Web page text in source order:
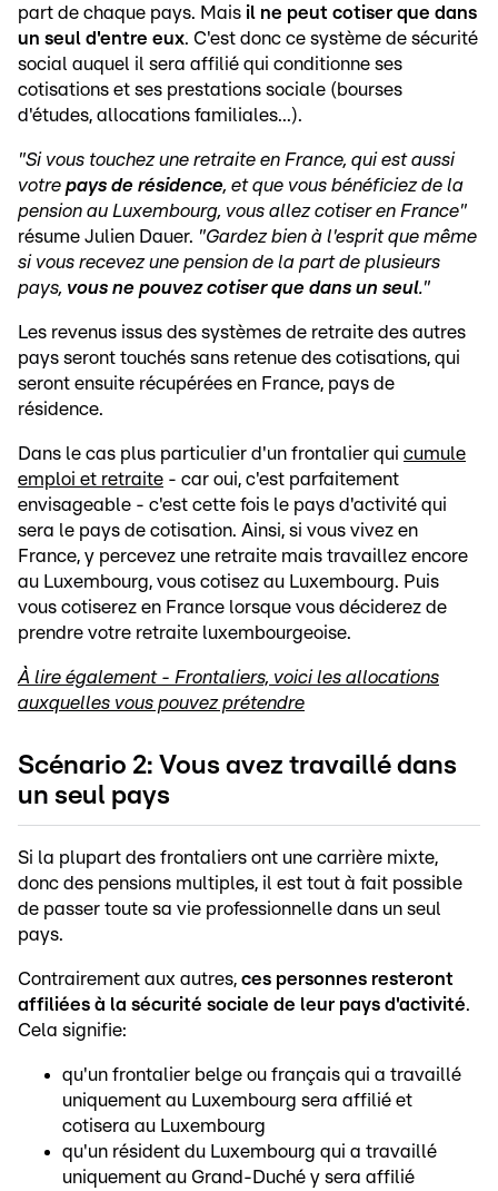
part de chaque pays. Mais il ne peut cotiser que dans
un seul d'entre eux. C'est donc ce système de sécurité
social auquel il sera affilié qui conditionne ses
cotisations et ses prestations sociale (bourses
d'études, allocations familiales...).
"Si vous touchez une retraite en France, qui est aussi
votre pays de résidence, et que vous bénéficiez de la
pension au Luxembourg, vous allez cotiser en France"
résume Julien Dauer. "Gardez bien à l'esprit que même
si vous recevez une pension de la part de plusieurs
pays, vous ne pouvez cotiser que dans un seul."
Les revenus issus des systèmes de retraite des autres
pays seront touchés sans retenue des cotisations, qui
seront ensuite récupérées en France, pays de
résidence.
Dans le cas plus particulier d'un frontalier qui cumule
emploi et retraite - car oui, c'est parfaitement
envisageable - c'est cette fois le pays d'activité qui
sera le pays de cotisation. Ainsi, si vous vivez en
France, y percevez une retraite mais travaillez encore
au Luxembourg, vous cotisez au Luxembourg. Puis
vous cotiserez en France lorsque vous déciderez de
prendre votre retraite luxembourgeoise.
À lire également - Frontaliers, voici les allocations
auxquelles vous pouvez prétendre
Scénario 2: Vous avez travaillé dans
un seul pays
Si la plupart des frontaliers ont une carrière mixte,
donc des pensions multiples, il est tout à fait possible
de passer toute sa vie professionnelle dans un seul
pays.
Contrairement aux autres, ces personnes resteront
affiliées à la sécurité sociale de leur pays d'activité.
Cela signifie:
qu'un frontalier belge ou français qui a travaillé
uniquement au Luxembourg sera affilié et
cotisera au Luxembourg
qu'un résident du Luxembourg qui a travaillé
uniquement au Grand-Duché y sera affilié